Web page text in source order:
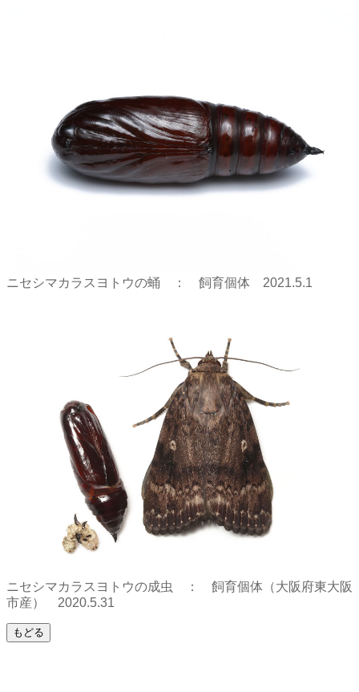
ニセシマカラスヨトウの蛹 ： 飼育個体 2021.5.1
ニセシマカラスヨトウの成虫 ： 飼育個体（大阪府東大阪
市産） 2020.5.31